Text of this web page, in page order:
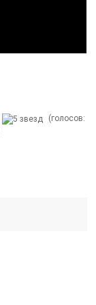
(голосов: